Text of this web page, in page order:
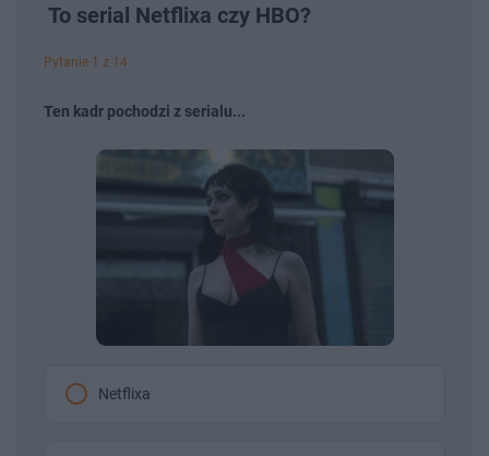
To serial Netflixa czy HBO?
Pytanie 1 z 14
Ten kadr pochodzi z serialu...
Netflixa